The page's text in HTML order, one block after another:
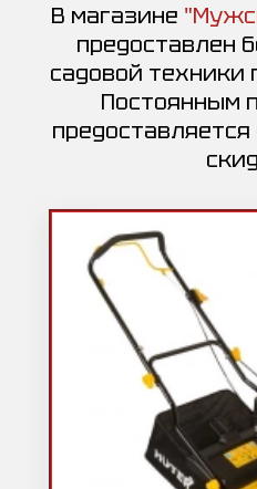
В магазине
предоставлен
садовой техники
Постоянным